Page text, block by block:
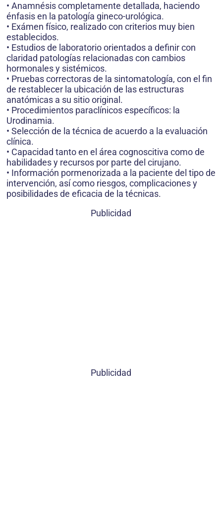
• Anamnésis completamente detallada, haciendo
énfasis en la patología gineco-urológica.
• Exámen físico, realizado con criterios muy bien
establecidos.
• Estudios de laboratorio orientados a definir con
claridad patologías relacionadas con cambios
hormonales y sistémicos.
• Pruebas correctoras de la sintomatología, con el fin
de restablecer la ubicación de las estructuras
anatómicas a su sitio original.
• Procedimientos paraclínicos específicos: la
Urodinamia.
• Selección de la técnica de acuerdo a la evaluación
clínica.
• Capacidad tanto en el área cognoscitiva como de
habilidades y recursos por parte del cirujano.
• Información pormenorizada a la paciente del tipo de
intervención, así como riesgos, complicaciones y
posibilidades de eficacia de la técnicas.
Publicidad
Publicidad